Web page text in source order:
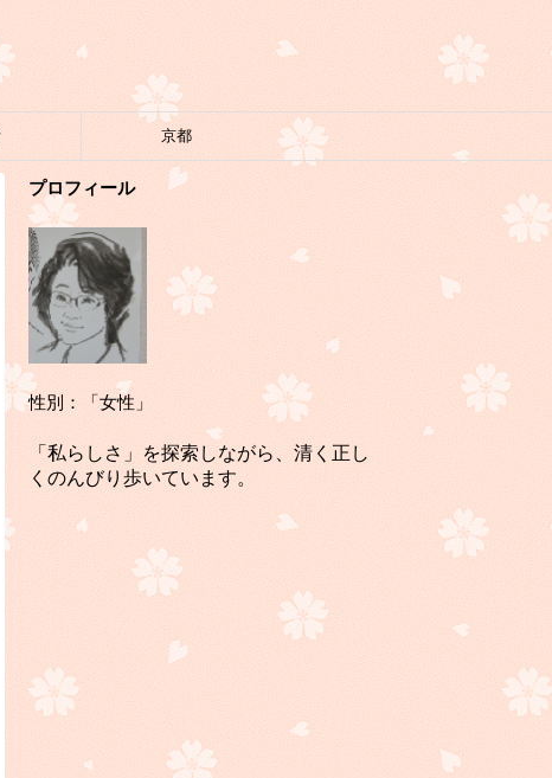
京都
プロフィール
性別：「女性」
「私らしさ」を探索しながら、清く正し
くのんびり歩いています。